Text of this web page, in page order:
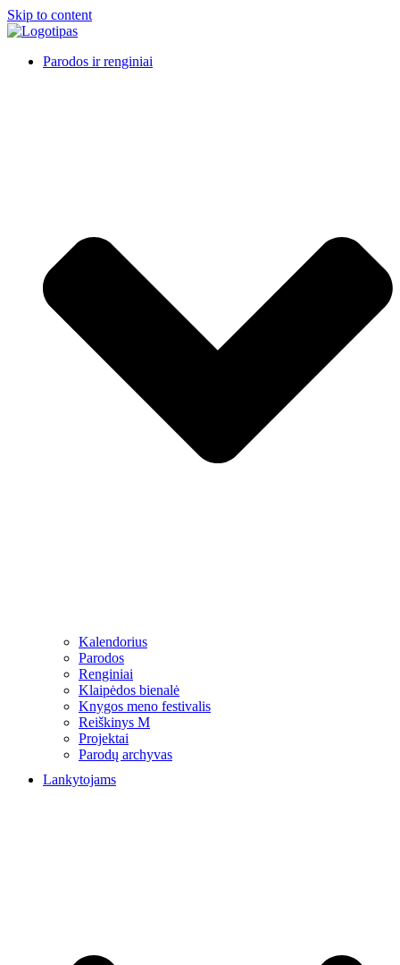
Skip to content
Parodos ir renginiai
Kalendorius
Parodos
Renginiai
Klaipėdos bienalė
Knygos meno festivalis
Reiškinys M
Projektai
Parodų archyvas
Lankytojams